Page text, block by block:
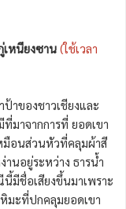
เหนียงซาน (ใช้เวลา
าของชาวเชียงและ
มาจากการที่ ยอดเขา
อนส่วนหัวที่คลุมผ้าสี
านอยู่ระหว่าง ธารน้ำ
มีชื่อเสียงขึ้นมาเพราะ
มะที่ปกคลุมยอดเขา